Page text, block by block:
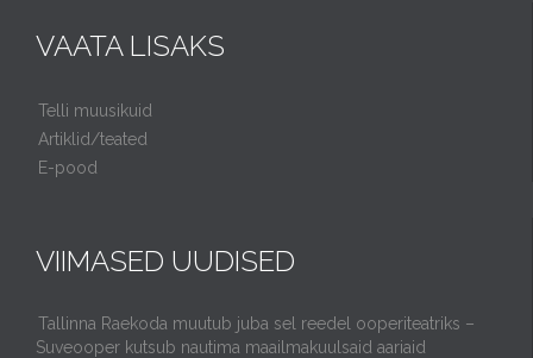
VAATA LISAKS
Telli muusikuid
Artiklid/teated
E-pood
VIIMASED UUDISED
Tallinna Raekoda muutub juba sel reedel ooperiteatriks –
Suveooper kutsub nautima maailmakuulsaid aariaid